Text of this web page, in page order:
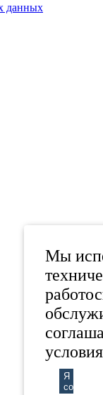
данных
Мы
Я
согласен